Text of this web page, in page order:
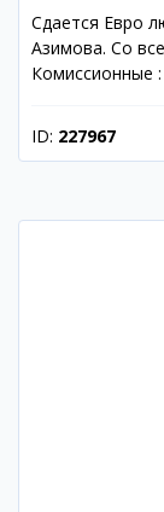
Сдается Евро
Азимова. Со
Комиссионные
ID: 227967